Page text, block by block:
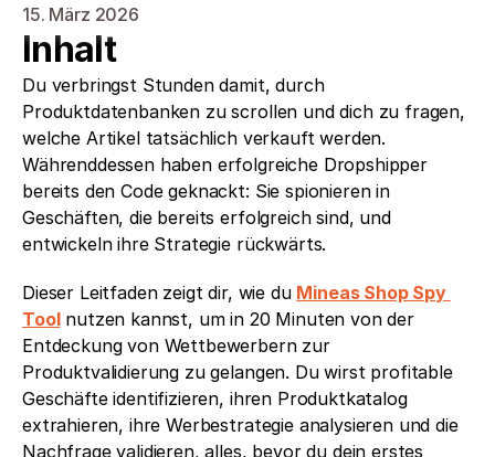
15. März 2026
Inhalt
Du verbringst Stunden damit, durch
Produktdatenbanken zu scrollen und dich zu fragen,
welche Artikel tatsächlich verkauft werden.
Währenddessen haben erfolgreiche Dropshipper
bereits den Code geknackt: Sie spionieren in
Geschäften, die bereits erfolgreich sind, und
entwickeln ihre Strategie rückwärts.
Dieser Leitfaden zeigt dir, wie du Mineas Shop Spy
Tool nutzen kannst, um in 20 Minuten von der
Entdeckung von Wettbewerbern zur
Produktvalidierung zu gelangen. Du wirst profitable
Geschäfte identifizieren, ihren Produktkatalog
extrahieren, ihre Werbestrategie analysieren und die
Nachfrage validieren, alles, bevor du dein erstes